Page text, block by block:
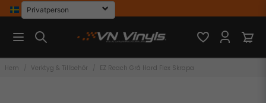
Hem Verktyg & Tillbehör EZ Reach Grå Hard Flex Skrapa